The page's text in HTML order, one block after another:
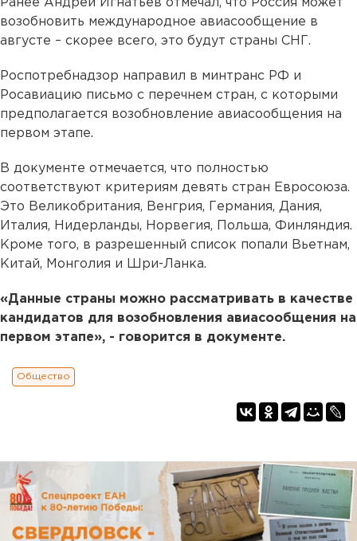
Ранее Андрей Игнатьев отмечал, что Россия может
возобновить международное авиасообщение в
августе – скорее всего, это будут страны СНГ.
Роспотребнадзор направил в минтранс РФ и
Росавиацию письмо с перечнем стран, с которыми
предполагается возобновление авиасообщения на
первом этапе.
В документе отмечается, что полностью
соответствуют критериям девять стран Евросоюза.
Это Великобритания, Венгрия, Германия, Дания,
Италия, Нидерланды, Норвегия, Польша, Финляндия.
Кроме того, в разрешенный список попали Вьетнам,
Китай, Монголия и Шри-Ланка.
«Данные страны можно рассматривать в качестве
кандидатов для возобновления авиасообщения на
первом этапе», - говорится в документе.
Общество